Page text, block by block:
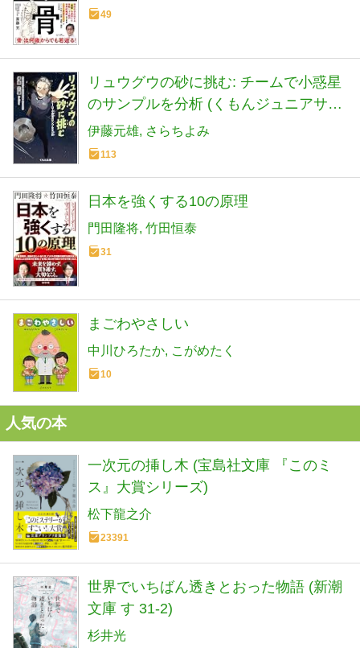
49
リュウグウの砂に挑む: チームで小惑星
のサンプルを分析 (くもんジュニアサイ
エンス)
伊藤元雄 さらちよみ
113
日本を強くする10の原理
門田隆将 竹田恒泰
31
まごわやさしい
中川ひろたか こがめたく
10
人気の本
一次元の挿し木 (宝島社文庫 『このミ
ス』大賞シリーズ)
松下龍之介
23391
世界でいちばん透きとおった物語 (新潮
文庫 す 31-2)
杉井光